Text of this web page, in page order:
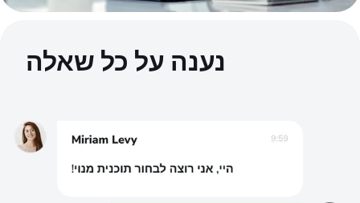
נענה על כל שאלה